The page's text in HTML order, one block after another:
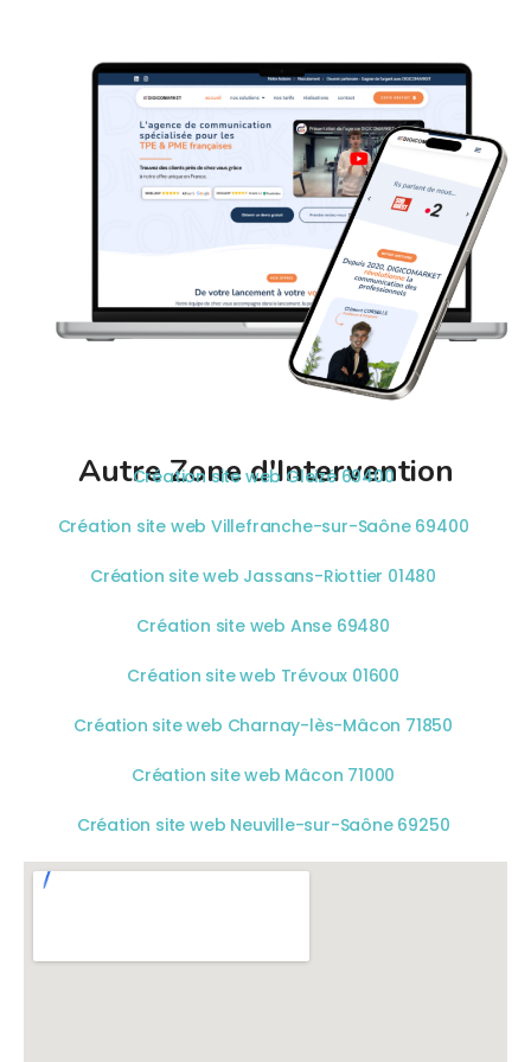
Autre Zone d'Intervention
Création site web Gleizé 69400
Création site web Villefranche-sur-Saône 69400
Création site web Jassans-Riottier 01480
Création site web Anse 69480
Création site web Trévoux 01600
Création site web Charnay-lès-Mâcon 71850
Création site web Mâcon 71000
Création site web Neuville-sur-Saône 69250